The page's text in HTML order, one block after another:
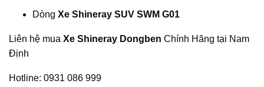
Dòng Xe Shineray SUV SWM G01
Liên hệ mua Xe Shineray Dongben Chính Hãng tại Nam
Định
Hotline: 0931 086 999